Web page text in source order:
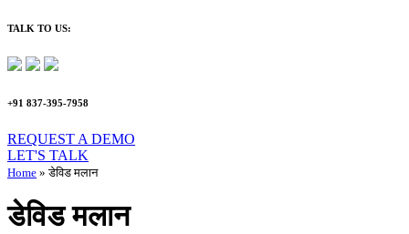
TALK TO US:
+91 837-395-7958
REQUEST A DEMO​
LET'S TALK
Home »डेविड मलान
डेविड मलान